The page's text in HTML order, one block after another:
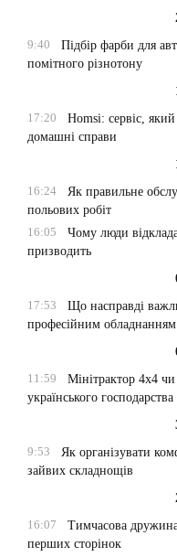
9:40
Підбір фарби для
помітного різнотону
17:20
Homsi: сервіс,
домашні справи
16:24
Як правильне
польових робіт
16:05
Чому люди
призводить
17:53
Що насправді
професійним обладнанням
11:59
Мінітрактор 4х4
українського господарства
9:53
Як організувати
зайвих складнощів
16:07
Тимчасова
перших сторінок